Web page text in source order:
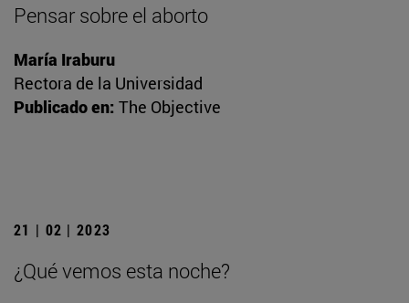
Pensar sobre el aborto
María Iraburu
Rectora de la Universidad
Publicado en: The Objective
21 | 02 | 2023
¿Qué vemos esta noche?